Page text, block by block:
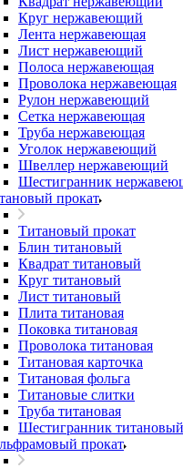
Круг нержавеющий
Лента нержавеющая
Лист нержавеющий
Полоса нержавеющая
Проволока нержавеющая
Рулон нержавеющий
Сетка нержавеющая
Труба нержавеющая
Уголок нержавеющий
Швеллер нержавеющий
Шестигранник
прокат
Титановый прокат
Блин титановый
Квадрат титановый
Круг титановый
Лист титановый
Плита титановая
Поковка титановая
Проволока титановая
Титановая карточка
Титановая фольга
Титановые слитки
Труба титановая
Шестигранник титановый
прокат